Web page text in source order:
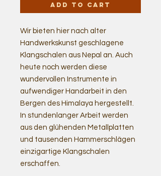
Add to Cart
Wir bieten hier nach alter
Handwerkskunst geschlagene
Klangschalen aus Nepal an. Auch
heute noch werden diese
wundervollen Instrumente in
aufwendiger Handarbeit in den
Bergen des Himalaya hergestellt.
In stundenlanger Arbeit werden
aus den glühenden Metallplatten
und tausenden Hammerschlägen
einzigartige Klangschalen
erschaffen.